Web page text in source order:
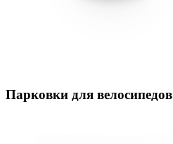
Парковки для велосипедов